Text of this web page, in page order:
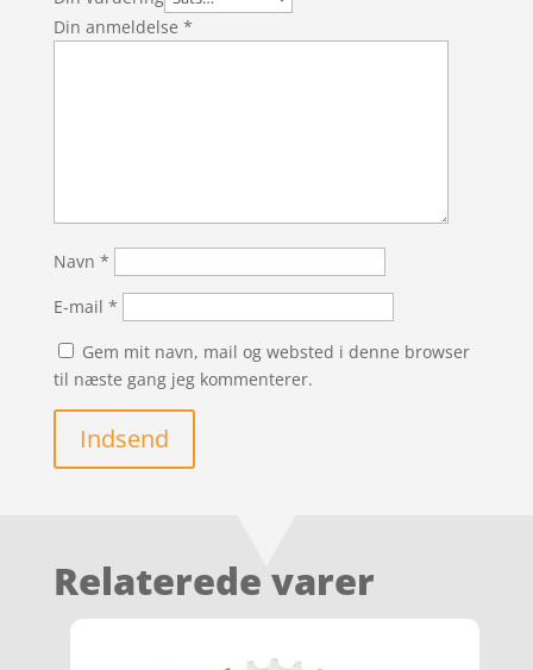
Din anmeldelse *
Navn *
E-mail *
Gem mit navn, mail og websted i denne browser
til næste gang jeg kommenterer.
Indsend
Relaterede varer